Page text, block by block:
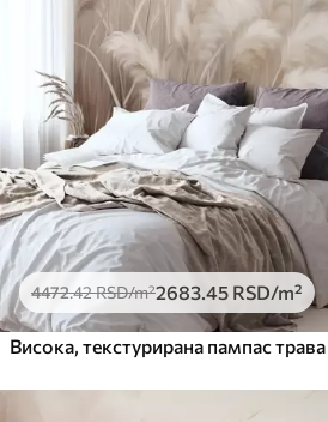
4472.42RSD/m²2683 .45 RSD/m²